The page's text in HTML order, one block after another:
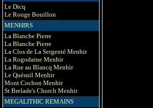
Le Dicq
Le Rouge Bouillon
MENHIRS
La Blanche Pierre
La Blanche Pierre
La Clos de La Sergenté Menhir
La Rogodaine Menhir
La Rue au Blancq Menhir
Le Quésnil Menhir
Mont Cochon Menhir
St Brelade's Church Menhir
MEGALITHIC REMAINS